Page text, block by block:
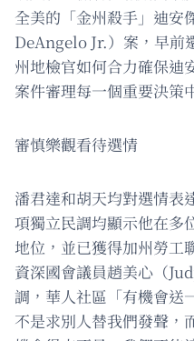
全美的「金州殺手」迪安
DeAngelo Jr.）案，早前
州地檢官如何合力確保迪
案件審理每一個重要決策
審慎樂觀看待選情
潘君達和胡天均對選情表
項獨立民調均顯示他在多
地位，並已獲得加州勞工
資深國會議員趙美心（
調，華人社區「有機會
不是求別人替我們發聲，